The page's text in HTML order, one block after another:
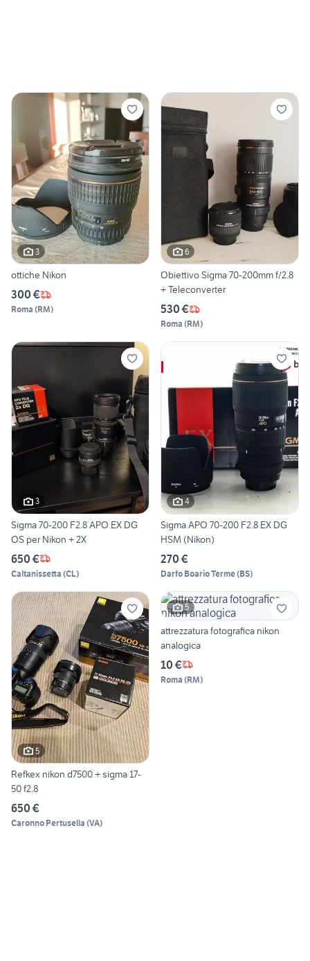
3
ottiche Nikon
300 €
Roma (RM)
6
Obiettivo Sigma 70-200mm f/2.8
+ Teleconverter
530 €
Roma (RM)
3
Sigma 70-200 F2.8 APO EX DG
OS per Nikon + 2X
650 €
Caltanissetta (CL)
4
Sigma APO 70-200 F2.8 EX DG
HSM (Nikon)
270 €
Darfo Boario Terme(BS)
5
Refkex nikon d7500 + sigma 17-
50 f2.8
650 €
Caronno Pertusella (VA)
5
attrezzatura fotografica nikon
analogica
10 €
Roma (RM)